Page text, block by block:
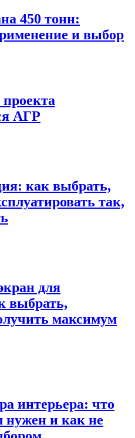
450 тонн:
и выбор
АГР
как выбрать,
так,
для
выбрать,
максимум
интерьера: что
нужен и как не